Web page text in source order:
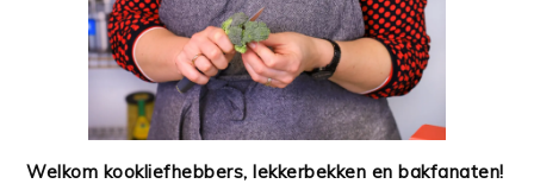
Welkom kookliefhebbers, lekkerbekken en bakfanaten!